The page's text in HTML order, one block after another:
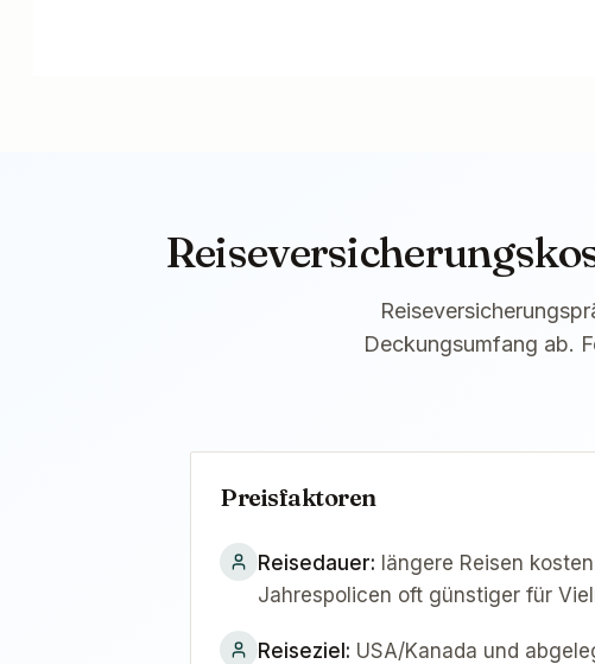
Deckungsumfang ab.
Preisfaktoren
Reisedauer: längere Reisen
Jahrespolicen oft günstiger für
Reiseziel : USA/Kanada und